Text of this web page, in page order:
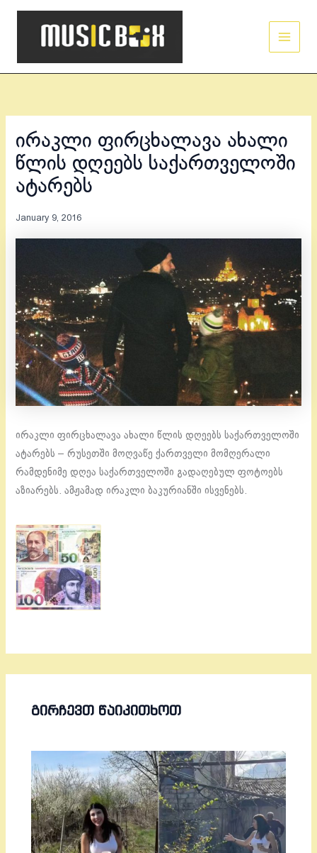
Skip
ირაკლი ფირცხალავა ახალი
წლის დღეებს საქართველოში
ატარებს
January 9, 2016
ირაკლი ფირცხალავა ახალი წლის დღეებს საქართველოში
ატარებს – რუსეთში მოღვაწე ქართველი მომღერალი
რამდენიმე დღეა საქართველოში გადაღებულ ფოტოებს
აზიარებს. ამჟამად ირაკლი ბაკურიანში ისვენებს.
ᲒᲘᲠᲩᲔᲕᲗ ᲬᲐᲘᲙᲘᲗᲮᲝᲗ